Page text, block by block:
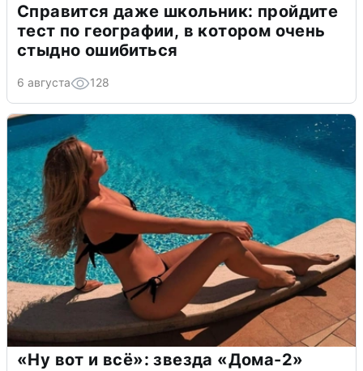
Справится даже школьник: пройдите
тест по географии, в котором очень
стыдно ошибиться
6 августа 128
«Ну вот и всё»: звезда «Дома-2»